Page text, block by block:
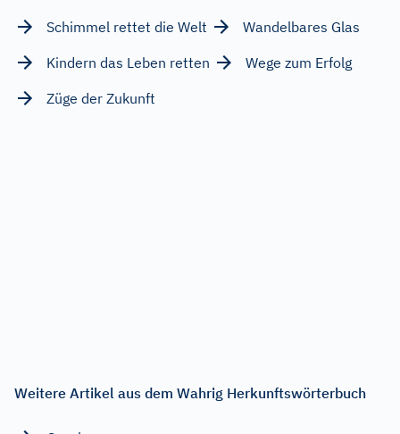
Schimmel rettet die Welt
Wandelbares Glas
Kindern das Leben retten
Wege zum Erfolg
Züge der Zukunft
Weitere Artikel aus dem Wahrig Herkunftswörterbuch